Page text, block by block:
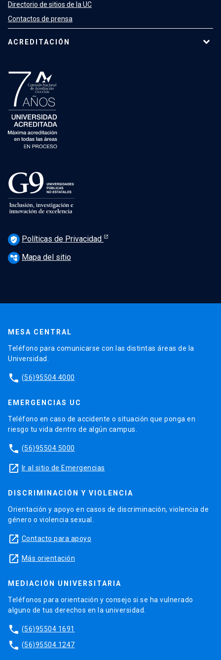
Directorio de sitios de la UC
Contactos de prensa
ACREDITACIÓN
verified_user Políticas de Privacidad
account_tree Mapa del sitio
MESA CENTRAL
Teléfono para comunicarse con las distintas áreas de la
Universidad.
phone (56)95504 4000
EMERGENCIAS UC
Teléfono en caso de accidente o situación que ponga en
riesgo tu vida dentro de algún campus.
phone (56)95504 5000
launch Ir al sitio de Emergencias
DISCRIMINACIÓN Y VIOLENCIA
Orientación y apoyo en casos de discriminación, violencia de
género o violencia sexual.
launch Contacto para apoyo
launch Más orientación
MEDIACIÓN UNIVERSITARIA
Teléfonos para orientación y consejo si se ha vulnerado
alguno de tus derechos en la universidad.
phone (56)95504 1691
phone (56)95504 1247